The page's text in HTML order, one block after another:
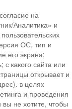
на
Аналитика» и
ОС, тип и
его экрана;
с какого сайта или
открывает и
в целях
и проведения
вы не хотите, чтобы